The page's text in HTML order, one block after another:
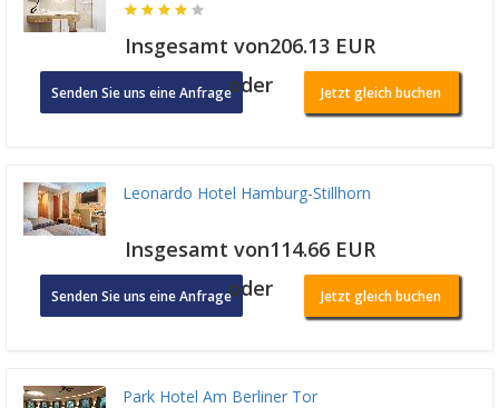
Insgesamt von206.13 EUR
Senden Sie uns eine Anfrageoder Jetzt gleich buchen
Leonardo Hotel Hamburg-Stillhorn
Insgesamt von114.66 EUR
Senden Sie uns eine Anfrageoder Jetzt gleich buchen
Park Hotel Am Berliner Tor